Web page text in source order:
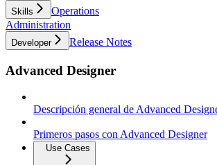
Skills
Operations
Administration
Developer Release Notes
Advanced Designer
Descripción general de Advanced
Primeros pasos con Advanced Designer
Use Cases